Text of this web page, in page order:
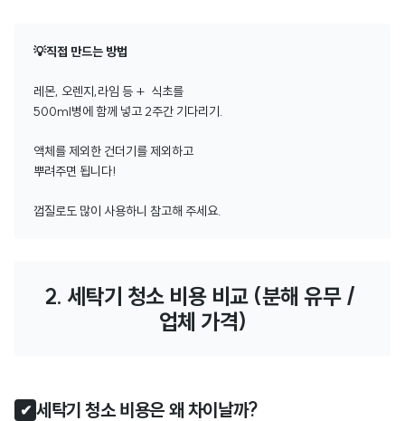
💡직접 만드는 방법
레몬, 오렌지,라임 등 + 식초를
500ml병에 함께 넣고 2주간 기다리기.
액체를 제외한 건더기를 제외하고
뿌려주면 됩니다!
껍질로도 많이 사용하니 참고해 주세요.
2. 세탁기 청소 비용 비교 (분해 유무 /
업체 가격)
✔ 세탁기 청소 비용은 왜 차이날까?